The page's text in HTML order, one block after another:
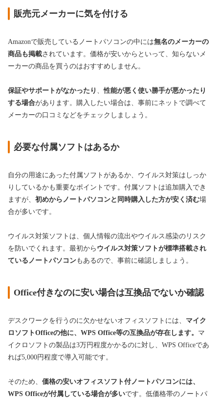
販売元メーカーに気を付ける
Amazonで販売しているノートパソコンの中には無名のメーカーの
商品も掲載されています。価格が安いからといって、知らないメ
ーカーの商品を買うのはおすすめしません。
保証やサポートがなかったり 、性能が悪く使い勝手が悪かったり
する場合があります。購入したい場合は、事前にネットで調べて
メーカーの口コミなどをチェックしましょう。
必要な付属ソフトはあるか
自分の用途にあった付属ソフトがあるか、ウイルス対策はしっか
りしているかも重要なポイントです。付属ソフトは追加購入でき
ますが、 初めからノートパソコンと同時購入した方が安く済む場
合が多いです。
ウイルス対策ソフトは、個人情報の流出やウイルス感染のリスク
を防いでくれます。最初から ウイルス対策ソフトが標準搭載され
ているノートパソコンもあるので、事前に確認しましょう。
Office付きなのに安い場合は互換品でないか確認
デスクワークを行うのに欠かせないオフィスソフトには、 マイク
ロソフトOfficeの他に、WPS Office等の互換品が存在します。 マ
イクロソフトの製品は3万円程度かかるのに対し、WPS Officeであ
れば5,000円程度で導入可能です。
そのため、 価格の安いオフィスソフト付ノートパソコンには、
WPS Officeが付属している場合が多いです。低価格帯のノートパ